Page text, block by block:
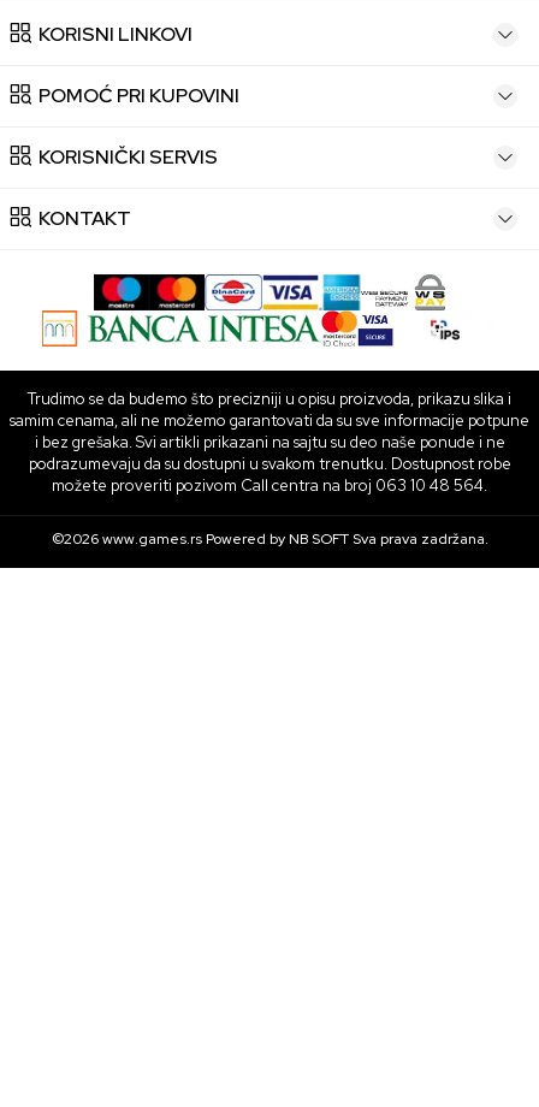
KORISNI LINKOVI
POMOĆ PRI KUPOVINI
KORISNIČKI SERVIS
KONTAKT
Trudimo se da budemo što precizniji u opisu proizvoda, prikazu slika i
samim cenama, ali ne možemo garantovati da su sve informacije potpune
i bez grešaka. Svi artikli prikazani na sajtu su deo naše ponude i ne
podrazumevaju da su dostupni u svakom trenutku. Dostupnost robe
možete proveriti pozivom Call centra na broj 063 10 48 564.
©2026www.games.rs Powered byNB SOFTSva prava zadržana.